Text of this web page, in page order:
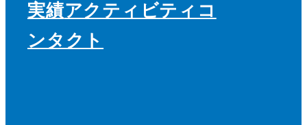
実績アクティビティ コ
ンタクト